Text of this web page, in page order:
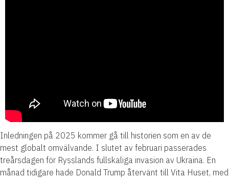
Inledningen på 2025 kommer gå till historien som en av de
mest globalt omvälvande. I slutet av februari passerades
treårsdagen för Rysslands fullskaliga invasion av Ukraina. En
månad tidigare hade Donald Trump återvänt till Vita Huset, med